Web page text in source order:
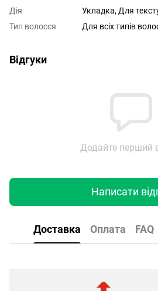
Дія
Укладка, Для
Тип волосся
Для всіх типів
Відгуки
Додайте перший
Написати
Доставка Оплата FAQ